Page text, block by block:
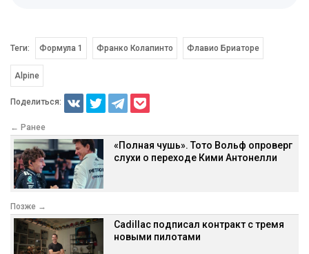
Теги: Формула 1 Франко Колапинто Флавио Бриаторе
Alpine
Поделиться:
← Ранее
«Полная чушь». Тото Вольф опроверг
слухи о переходе Кими Антонелли
Позже →
Cadillac подписал контракт с тремя
новыми пилотами